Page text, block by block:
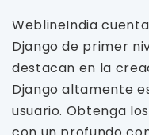
WeblineIndia
Django de primer
destacan en la
Django altamente
usuario. Obtenga